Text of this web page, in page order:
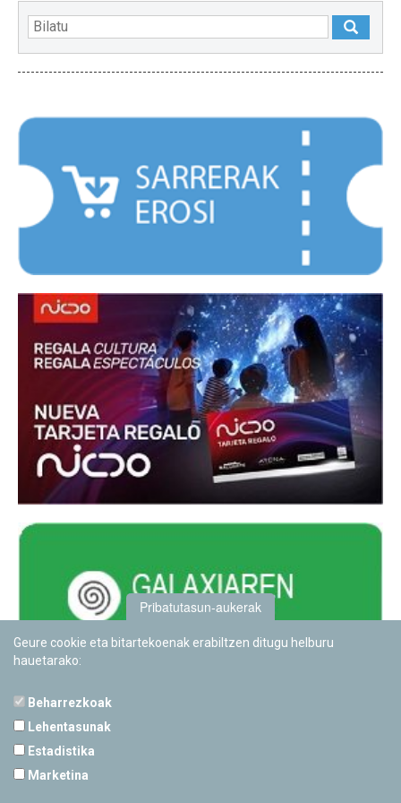
Pribatutasun-aukerak
Geure cookie eta bitartekoenak erabiltzen ditugu helburu
hauetarako:
Beharrezkoak
Lehentasunak
Estadistika
Marketina